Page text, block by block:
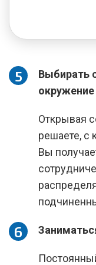
Выбирать
окружение
Открывая
решаете, с
Вы